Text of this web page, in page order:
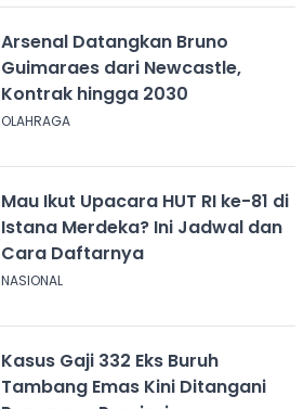
Arsenal Datangkan Bruno
Guimaraes dari Newcastle,
Kontrak hingga 2030
OLAHRAGA
Mau Ikut Upacara HUT RI ke-81 di
Istana Merdeka? Ini Jadwal dan
Cara Daftarnya
NASIONAL
Kasus Gaji 332 Eks Buruh
Tambang Emas Kini Ditangani